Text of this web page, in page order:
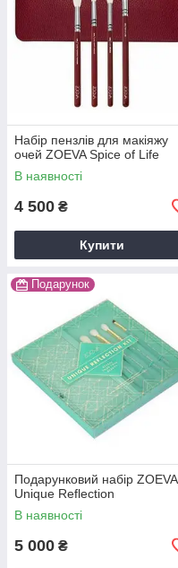
Набір пензлів для макіяжу
очей ZOEVA Spice of Life
В наявності
4 500 ₴
Купити
Подарунок
Подарунковий набір ZOEVA
Unique Reflection
В наявності
5 000 ₴